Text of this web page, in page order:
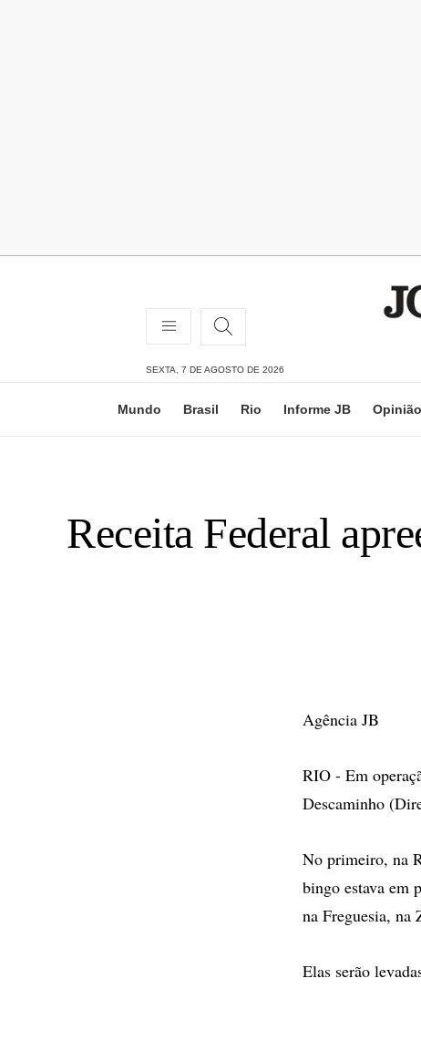
SEXTA, 7 DE AGOSTO DE 2026
Mundo Brasil Rio Informe JB Opinião
Receita Federal
Agência JB
RIO - Em
Descaminho
No primeiro, na
bingo estava em
na Freguesia, na
Elas serão